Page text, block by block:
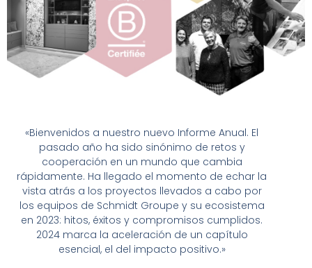
«Bienvenidos a nuestro nuevo Informe Anual. El
pasado año ha sido sinónimo de retos y
cooperación en un mundo que cambia
rápidamente. Ha llegado el momento de echar la
vista atrás a los proyectos llevados a cabo por
los equipos de Schmidt Groupe y su ecosistema
en 2023: hitos, éxitos y compromisos cumplidos.
2024 marca la aceleración de un capítulo
esencial, el del impacto positivo.»